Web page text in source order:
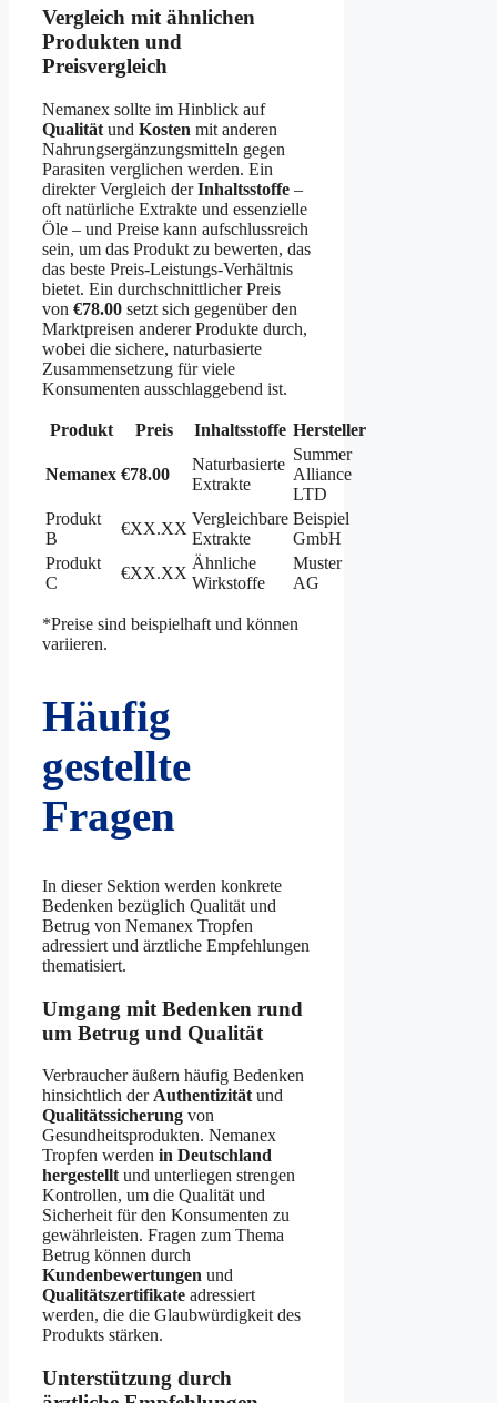
Vergleich mit ähnlichen
Produkten und
Preisvergleich
Nemanex sollte im Hinblick auf
Qualität und Kosten mit anderen
Nahrungsergänzungsmitteln gegen
Parasiten verglichen werden. Ein
direkter Vergleich derInhaltsstoffe –
oft natürliche Extrakte und essenzielle
Öle – und Preise kann aufschlussreich
sein, um das Produkt zu bewerten, das
das beste Preis-Leistungs-Verhältnis
bietet. Ein durchschnittlicher Preis
von €78.00 setzt sich gegenüber den
Marktpreisen anderer Produkte durch,
wobei die sichere, naturbasierte
Zusammensetzung für viele
Konsumenten ausschlaggebend ist.
Produkt Preis Inhaltsstoffe Hersteller
Nemanex €78.00
Naturbasierte
Extrakte
Summer
Alliance
LTD
Produkt
B
€XX.XX
Vergleichbare
Extrakte
Beispiel
GmbH
Produkt
C
€XX.XX
Ähnliche
Wirkstoffe
Muster
AG
*Preise sind beispielhaft und können
variieren.
Häufig
gestellte
Fragen
In dieser Sektion werden konkrete
Bedenken bezüglich Qualität und
Betrug von Nemanex Tropfen
adressiert und ärztliche Empfehlungen
thematisiert.
Umgang mit Bedenken rund
um Betrug und Qualität
Verbraucher äußern häufig Bedenken
hinsichtlich der Authentizität und
Qualitätssicherung von
Gesundheitsprodukten. Nemanex
Tropfen werden in Deutschland
hergestellt und unterliegen strengen
Kontrollen, um die Qualität und
Sicherheit für den Konsumenten zu
gewährleisten. Fragen zum Thema
Betrug können durch
Kundenbewertungen und
Qualitätszertifikate adressiert
werden, die die Glaubwürdigkeit des
Produkts stärken.
Unterstützung durch